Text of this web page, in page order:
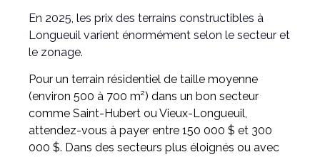
En 2025, les prix des terrains constructibles à
Longueuil varient énormément selon le secteur et
le zonage.
Pour un terrain résidentiel de taille moyenne
(environ 500 à 700 m²) dans un bon secteur
comme Saint-Hubert ou Vieux-Longueuil,
attendez-vous à payer entre 150 000 $ et 300
000 $. Dans des secteurs plus éloignés ou avec